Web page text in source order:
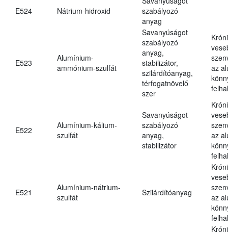
E524 Nátrium-hidroxid
szabályozó
anyag
E523
Alumínium-
ammónium-szulfát
Savanyúságot
szabályozó
anyag,
stabilizátor,
szilárdítóanyag,
térfogatnövelő
szer
az
E522
Alumínium-kálium-
szulfát
Savanyúságot
szabályozó
anyag,
stabilizátor
az
E521
Alumínium-nátrium-
szulfát
Szilárdítóanyag
az